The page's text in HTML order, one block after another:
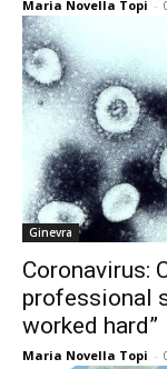
Maria Novella Topi -
Ginevra
Coronavirus:
professional
worked hard”
Maria Novella Topi -